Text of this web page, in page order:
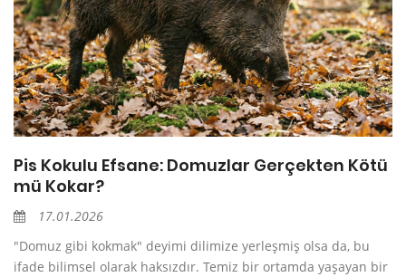
Pis Kokulu Efsane: Domuzlar Gerçekten Kötü
mü Kokar?
17.01.2026
"Domuz gibi kokmak" deyimi dilimize yerleşmiş olsa da, bu
ifade bilimsel olarak haksızdır. Temiz bir ortamda yaşayan bir